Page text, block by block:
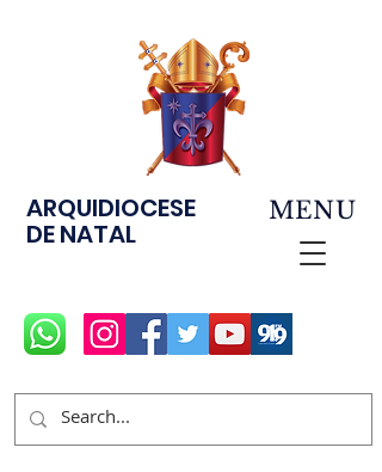
ARQUIDIOCESE
DE NATAL
MENU